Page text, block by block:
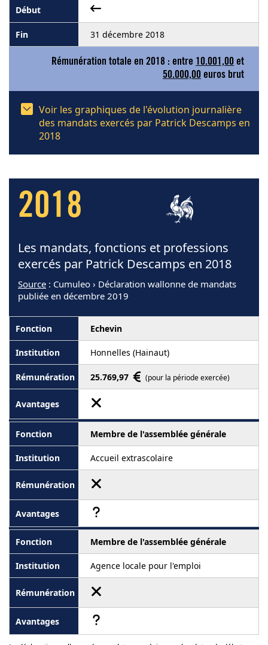
31 décembre 2018
Rémunération totale en 2018 : entre 10.001,00 et
50.000,00 euros brut
Voir les graphiques de l'évolution journalière
des mandats exercés par Patrick Descamps en
2018
2018
Les mandats, fonctions et professions
exercés par Patrick Descamps en 2018
Source : Cumuleo › Déclaration wallonne de mandats
publiée en décembre 2019
Echevin
Honnelles (Hainaut)
25.769,97 (pour la période exercée)
Membre de l'assemblée générale
Accueil extrascolaire
Membre de l'assemblée générale
Agence locale pour l'emploi